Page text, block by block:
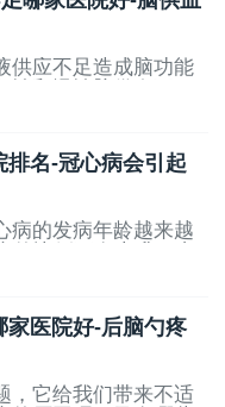
供应不足造成脑功能
但随着现在社会的发
排名-冠心病会引起
的发病年龄越来越
要了解冠心病的基本
家医院好-后脑勺疼
，它给我们带来不适